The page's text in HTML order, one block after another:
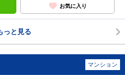
お気に入り
っと見る
マンション